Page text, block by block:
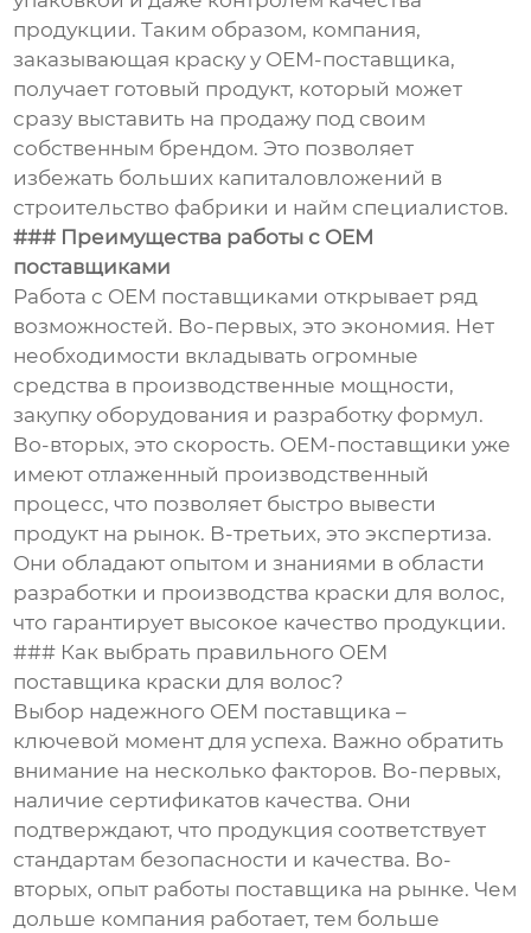
продукции. Таким образом, компания,
заказывающая краску у OEM-поставщика,
получает готовый продукт, который может
сразу выставить на продажу под своим
собственным брендом. Это позволяет
избежать больших капиталовложений в
строительство фабрики и найм специалистов.
### Преимущества работы с OEM
поставщиками
Работа с OEM поставщиками открывает ряд
возможностей. Во-первых, это экономия. Нет
необходимости вкладывать огромные
средства в производственные мощности,
закупку оборудования и разработку формул.
Во-вторых, это скорость. OEM-поставщики уже
имеют отлаженный производственный
процесс, что позволяет быстро вывести
продукт на рынок. В-третьих, это экспертиза.
Они обладают опытом и знаниями в области
разработки и производства краски для волос,
что гарантирует высокое качество продукции.
### Как выбрать правильного OEM
поставщика краски для волос?
Выбор надежного OEM поставщика –
ключевой момент для успеха. Важно обратить
внимание на несколько факторов. Во-первых,
наличие сертификатов качества. Они
подтверждают, что продукция соответствует
стандартам безопасности и качества. Во-
вторых, опыт работы поставщика на рынке. Чем
дольше компания работает, тем больше